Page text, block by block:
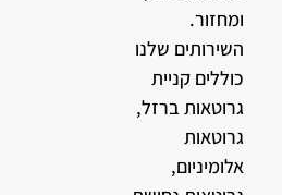
ומחזור.
השירותים שלנו
כוללים קניית
גרוטאות ברזל,
גרוטאות
אלומיניום,